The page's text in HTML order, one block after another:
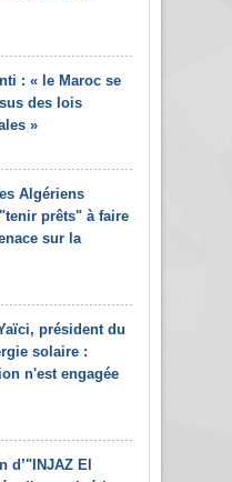
: « le Maroc se
des lois
»
Algériens
prêts" à faire
sur la
président du
solaire :
n'est engagée
d’"INJAZ El